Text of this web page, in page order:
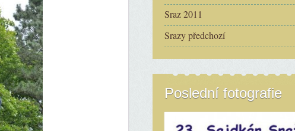
Sraz 2011
Srazy předchozí
Poslední fotografie